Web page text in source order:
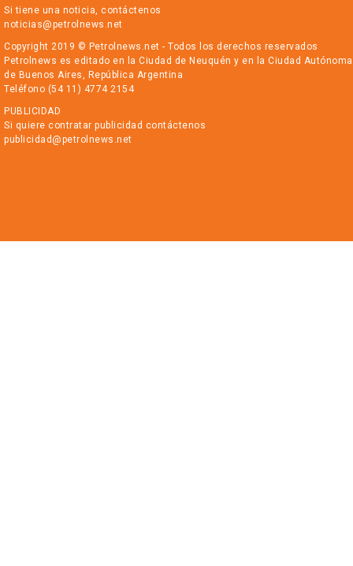
Si tiene una noticia, contáctenos
noticias@petrolnews.net
Copyright 2019 © Petrolnews.net - Todos los derechos reservados
Petrolnews es editado en la Ciudad de Neuquén y en la Ciudad Autónoma
de Buenos Aires, República Argentina
Teléfono (54 11) 4774 2154
PUBLICIDAD
Si quiere contratar publicidad contáctenos
publicidad@petrolnews.net